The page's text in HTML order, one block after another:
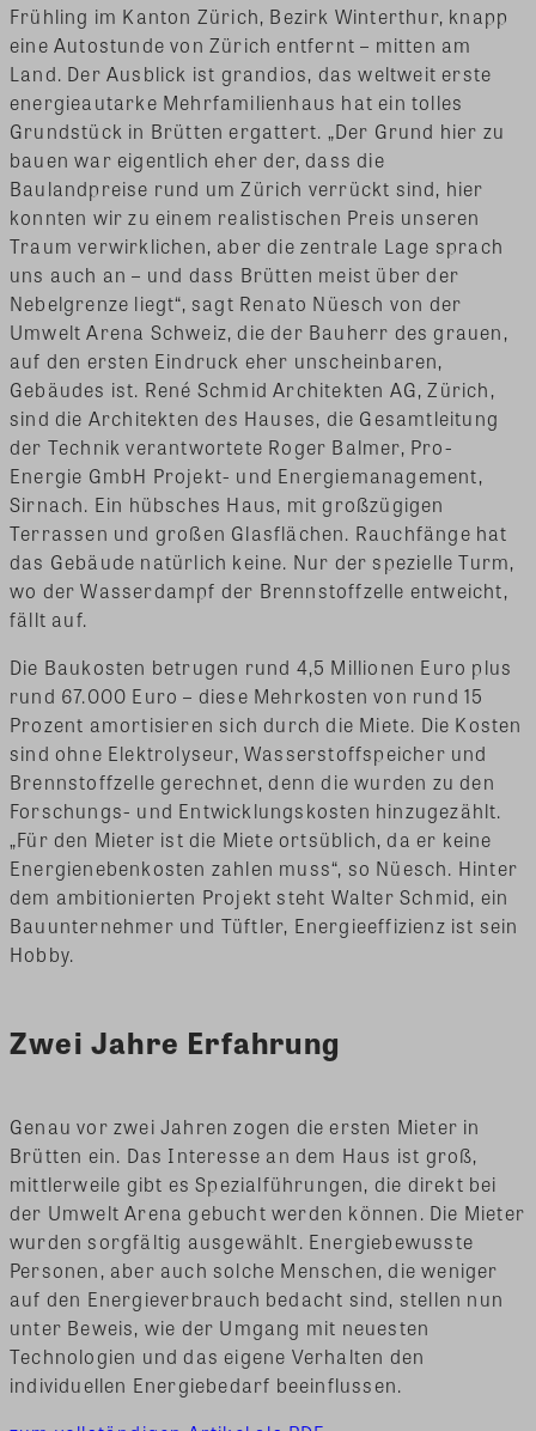
Frühling im Kanton Zürich, Bezirk Winterthur, knapp
eine Autostunde von Zürich entfernt – mitten am
Land. Der Ausblick ist grandios, das weltweit erste
energieautarke Mehrfamilienhaus hat ein tolles
Grundstück in Brütten ergattert. „Der Grund hier zu
bauen war eigentlich eher der, dass die
Baulandpreise rund um Zürich verrückt sind, hier
konnten wir zu einem realistischen Preis unseren
Traum verwirklichen, aber die zentrale Lage sprach
uns auch an – und dass Brütten meist über der
Nebelgrenze liegt“, sagt Renato Nüesch von der
Umwelt Arena Schweiz, die der Bauherr des grauen,
auf den ersten Eindruck eher unscheinbaren,
Gebäudes ist. René Schmid Architekten AG, Zürich,
sind die Architekten des Hauses, die Gesamtleitung
der Technik verantwortete Roger Balmer, Pro-
Energie GmbH Projekt- und Energiemanagement,
Sirnach. Ein hübsches Haus, mit großzügigen
Terrassen und großen Glasflächen. Rauchfänge hat
das Gebäude natürlich keine. Nur der spezielle Turm,
wo der Wasserdampf der Brennstoffzelle entweicht,
fällt auf.
Die Baukosten betrugen rund 4,5 Millionen Euro plus
rund 67.000 Euro – diese Mehrkosten von rund 15
Prozent amortisieren sich durch die Miete. Die Kosten
sind ohne Elektrolyseur, Wasserstoffspeicher und
Brennstoffzelle gerechnet, denn die wurden zu den
Forschungs- und Entwicklungskosten hinzugezählt.
„Für den Mieter ist die Miete ortsüblich, da er keine
Energienebenkosten zahlen muss“, so Nüesch. Hinter
dem ambitionierten Projekt steht Walter Schmid, ein
Bauunternehmer und Tüftler, Energieeffizienz ist sein
Hobby.
Zwei Jahre Erfahrung
Genau vor zwei Jahren zogen die ersten Mieter in
Brütten ein. Das Interesse an dem Haus ist groß,
mittlerweile gibt es Spezialführungen, die direkt bei
der Umwelt Arena gebucht werden können. Die Mieter
wurden sorgfältig ausgewählt. Energiebewusste
Personen, aber auch solche Menschen, die weniger
auf den Energieverbrauch bedacht sind, stellen nun
unter Beweis, wie der Umgang mit neuesten
Technologien und das eigene Verhalten den
individuellen Energiebedarf beeinflussen.